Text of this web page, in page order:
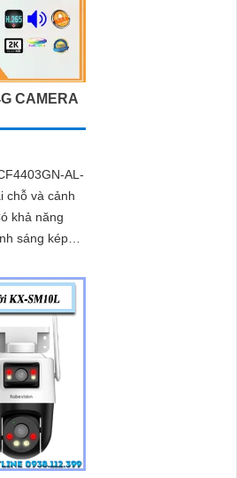
CAMERA
AL-
chỗ và cảnh
sáng kép